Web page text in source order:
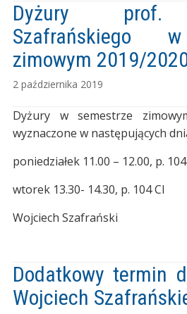
Dyżury prof.
Szafrańskiego
zimowym 2019/
2 października 2019
Dyżury w semestrze
wyznaczone w następujących
poniedziałek 11.00 – 12.00, p.
wtorek 13.30- 14.30, p. 104 CI
Wojciech Szafrański
Dodatkowy termin
Wojciech